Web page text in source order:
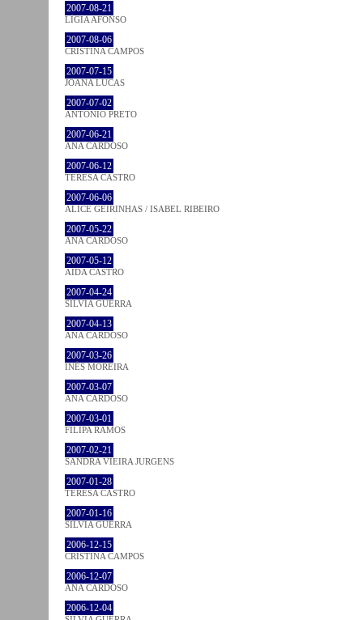
2007-08-21
LÍGIA AFONSO
2007-08-06
CRISTINA CAMPOS
2007-07-15
JOANA LUCAS
2007-07-02
ANTÓNIO PRETO
2007-06-21
ANA CARDOSO
2007-06-12
TERESA CASTRO
2007-06-06
ALICE GEIRINHAS / ISABEL RIBEIRO
2007-05-22
ANA CARDOSO
2007-05-12
AIDA CASTRO
2007-04-24
SÍLVIA GUERRA
2007-04-13
ANA CARDOSO
2007-03-26
INÊS MOREIRA
2007-03-07
ANA CARDOSO
2007-03-01
FILIPA RAMOS
2007-02-21
SANDRA VIEIRA JURGENS
2007-01-28
TERESA CASTRO
2007-01-16
SÍLVIA GUERRA
2006-12-15
CRISTINA CAMPOS
2006-12-07
ANA CARDOSO
2006-12-04